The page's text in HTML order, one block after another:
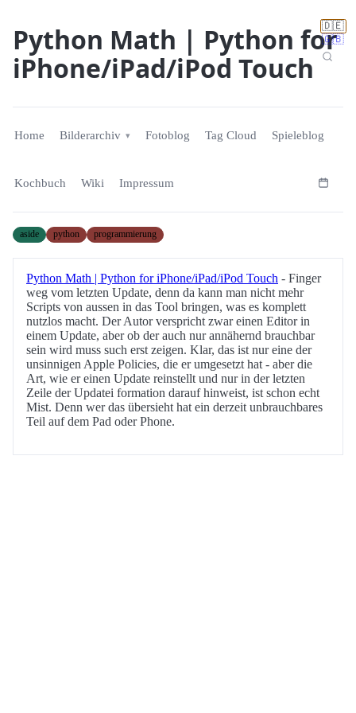
🇩🇪
🇬🇧
Python Math | Python for
iPhone/iPad/iPod Touch
Home Bilderarchiv Fotoblog Tag Cloud Spieleblog
Kochbuch Wiki Impressum
aside python programmierung
Python Math | Python for iPhone/iPad/iPod Touch - Finger
weg vom letzten Update, denn da kann man nicht mehr
Scripts von aussen in das Tool bringen, was es komplett
nutzlos macht. Der Autor verspricht zwar einen Editor in
einem Update, aber ob der auch nur annähernd brauchbar
sein wird muss such erst zeigen. Klar, das ist nur eine der
unsinnigen Apple Policies, die er umgesetzt hat - aber die
Art, wie er einen Update reinstellt und nur in der letzten
Zeile der Updatei formation darauf hinweist, ist schon echt
Mist. Denn wer das übersieht hat ein derzeit unbrauchbares
Teil auf dem Pad oder Phone.